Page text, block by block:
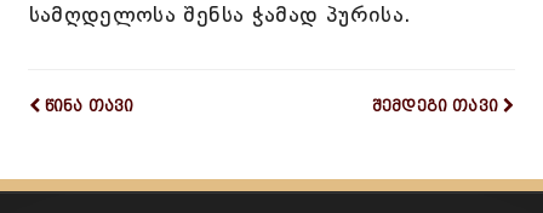
სამღდელოსა შენსა ჭამად პურისა.
წინა თავი შემდეგი თავი